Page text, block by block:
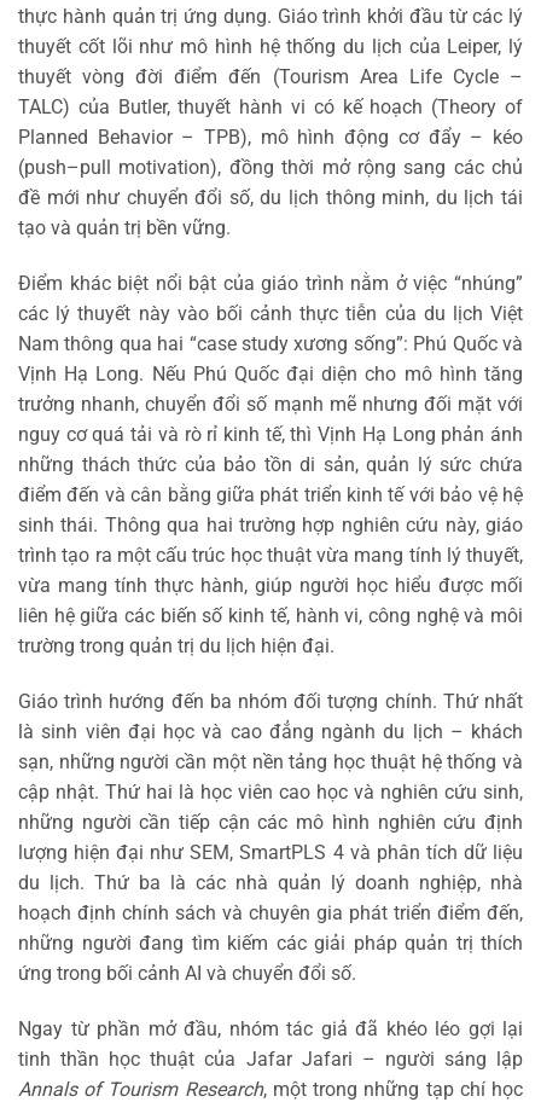
thực hành quản trị ứng dụng. Giáo trình khởi đầu từ các lý
thuyết cốt lõi như mô hình hệ thống du lịch của Leiper, lý
thuyết vòng đời điểm đến (Tourism Area Life Cycle –
TALC) của Butler, thuyết hành vi có kế hoạch (Theory of
Planned Behavior – TPB), mô hình động cơ đẩy – kéo
(push–pull motivation), đồng thời mở rộng sang các chủ
đề mới như chuyển đổi số, du lịch thông minh, du lịch tái
tạo và quản trị bền vững.
Điểm khác biệt nổi bật của giáo trình nằm ở việc “nhúng”
các lý thuyết này vào bối cảnh thực tiễn của du lịch Việt
Nam thông qua hai “case study xương sống”: Phú Quốc và
Vịnh Hạ Long. Nếu Phú Quốc đại diện cho mô hình tăng
trưởng nhanh, chuyển đổi số mạnh mẽ nhưng đối mặt với
nguy cơ quá tải và rò rỉ kinh tế, thì Vịnh Hạ Long phản ánh
những thách thức của bảo tồn di sản, quản lý sức chứa
điểm đến và cân bằng giữa phát triển kinh tế với bảo vệ hệ
sinh thái. Thông qua hai trường hợp nghiên cứu này, giáo
trình tạo ra một cấu trúc học thuật vừa mang tính lý thuyết,
vừa mang tính thực hành, giúp người học hiểu được mối
liên hệ giữa các biến số kinh tế, hành vi, công nghệ và môi
trường trong quản trị du lịch hiện đại.
Giáo trình hướng đến ba nhóm đối tượng chính. Thứ nhất
là sinh viên đại học và cao đẳng ngành du lịch – khách
sạn, những người cần một nền tảng học thuật hệ thống và
cập nhật. Thứ hai là học viên cao học và nghiên cứu sinh,
những người cần tiếp cận các mô hình nghiên cứu định
lượng hiện đại như SEM, SmartPLS 4 và phân tích dữ liệu
du lịch. Thứ ba là các nhà quản lý doanh nghiệp, nhà
hoạch định chính sách và chuyên gia phát triển điểm đến,
những người đang tìm kiếm các giải pháp quản trị thích
ứng trong bối cảnh AI và chuyển đổi số.
Ngay từ phần mở đầu, nhóm tác giả đã khéo léo gợi lại
tinh thần học thuật của Jafar Jafari – người sáng lập
Annals of Tourism Research, một trong những tạp chí học